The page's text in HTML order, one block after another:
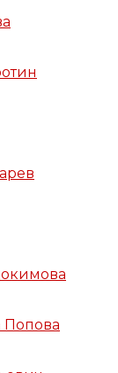
Попова